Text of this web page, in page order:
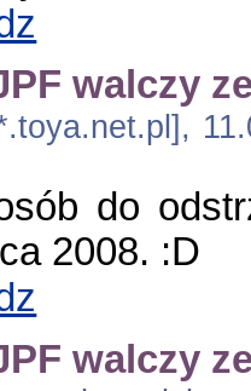
walczy
do
2008. :D
walczy